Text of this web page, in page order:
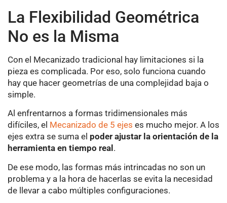
La Flexibilidad Geométrica
No es la Misma
Con el Mecanizado tradicional hay limitaciones si la
pieza es complicada. Por eso, solo funciona cuando
hay que hacer geometrías de una complejidad baja o
simple.
Al enfrentarnos a formas tridimensionales más
difíciles, el Mecanizado de 5 ejes es mucho mejor. A los
ejes extra se suma el poder ajustar la orientación de la
herramienta en tiempo real .
De ese modo, las formas más intrincadas no son un
problema y a la hora de hacerlas se evita la necesidad
de llevar a cabo múltiples configuraciones.